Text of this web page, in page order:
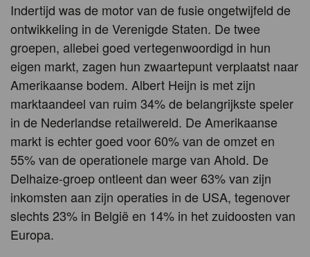
Indertijd was de motor van de fusie ongetwijfeld de
ontwikkeling in de Verenigde Staten. De twee
groepen, allebei goed vertegenwoordigd in hun
eigen markt, zagen hun zwaartepunt verplaatst naar
Amerikaanse bodem. Albert Heijn is met zijn
marktaandeel van ruim 34% de belangrijkste speler
in de Nederlandse retailwereld. De Amerikaanse
markt is echter goed voor 60% van de omzet en
55% van de operationele marge van Ahold. De
Delhaize-groep ontleent dan weer 63% van zijn
inkomsten aan zijn operaties in de USA, tegenover
slechts 23% in België en 14% in het zuidoosten van
Europa.